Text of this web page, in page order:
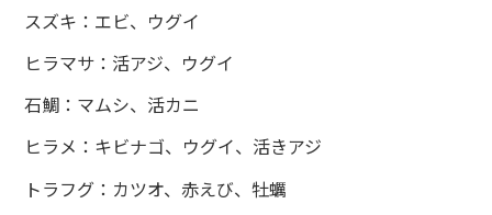
スズキ：エビ、ウグイ
ヒラマサ：活アジ、ウグイ
石鯛：マムシ、活カニ
ヒラメ：キビナゴ、ウグイ、活きアジ
トラフグ：カツオ、赤えび、牡蠣